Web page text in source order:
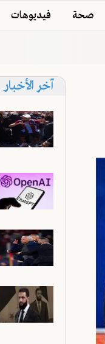
صحة فيديوهات
آخر الأخبار